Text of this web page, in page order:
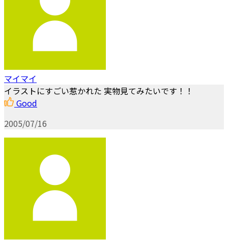
マイマイ
イラストにすごい惹かれた 実物見てみたいです！！
Good
2005/07/16